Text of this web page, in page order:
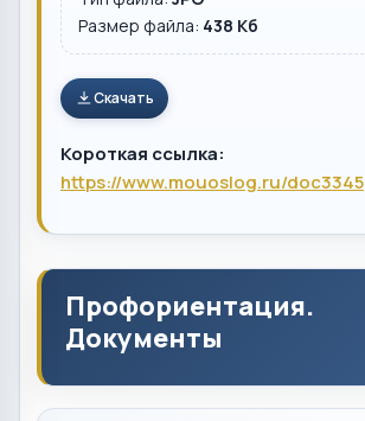
Размер файла: 438 Кб
Скачать
Короткая ссылка:
https://www.mouoslog.ru/doc3345
Профориентация.
Документы